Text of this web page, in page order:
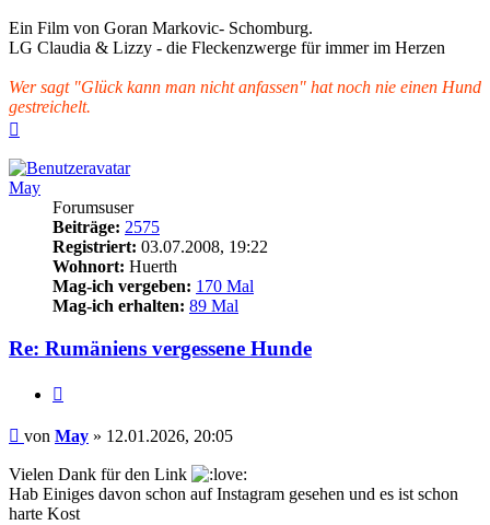
Ein Film von Goran Markovic- Schomburg.
LG Claudia & Lizzy - die Fleckenzwerge für immer im Herzen
Wer sagt "Glück kann man nicht anfassen" hat noch nie einen Hund
gestreichelt.
May
Forumsuser
Beiträge: 2575
Registriert: 03.07.2008, 19:22
Wohnort: Huerth
Mag-ich vergeben: 170 Mal
Mag-ich erhalten: 89 Mal
Re: Rumäniens vergessene Hunde
Beitrag
von May » 12.01.2026, 20:05
Vielen Dank für den Link
Hab Einiges davon schon auf Instagram gesehen und es ist schon
harte Kost